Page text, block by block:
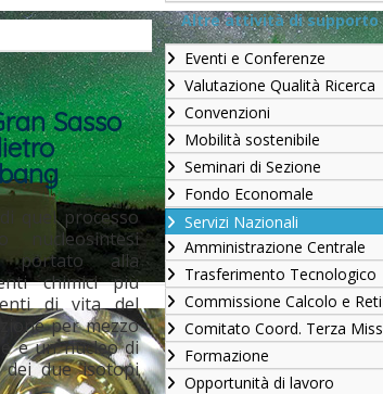
Sasso
quel processo
nucleosintesi
portato alla
chimici più
di vita del
per mezzo
e un nucleo di
due isotopi
Altre attività di supporto
Eventi e Conferenze
Valutazione Qualità Ricerca
Convenzioni
Mobilità sostenibile
Seminari di Sezione
Fondo Economale
Servizi Nazionali
Amministrazione Centrale
Trasferimento Tecnologico
Commissione Calcolo e Reti
Comitato Coord. Terza
Formazione
Opportunità di lavoro